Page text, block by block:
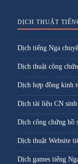
DỊCH THUẬT
Dịch tiếng Nga
Dịch thuật công
Dịch hợp đồng kinh
Dịch tài liệu CN
Dịch công chứng hồ
Dịch thuật Website
Dịch games tiếng